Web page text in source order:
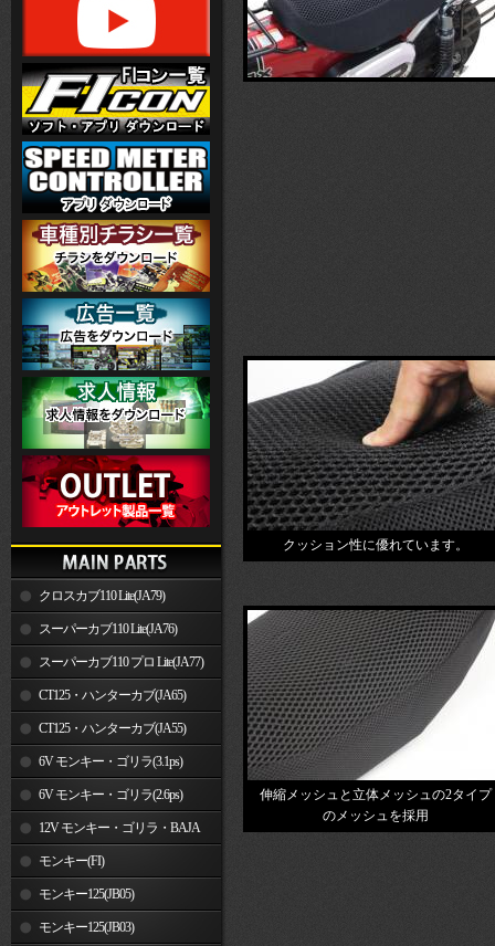
クロスカブ110 Lite(JA79)
スーパーカブ110 Lite(JA76)
スーパーカブ110 プロ Lite(JA77)
CT125・ハンターカブ(JA65)
CT125・ハンターカブ(JA55)
6V モンキー・ゴリラ(3.1ps)
6V モンキー・ゴリラ(2.6ps)
12V モンキー・ゴリラ・BAJA
モンキー(FI)
モンキー125(JB05)
モンキー125(JB03)
クッション性に優れています。
伸縮メッシュと立体メッシュの2タイプ
のメッシュを採用